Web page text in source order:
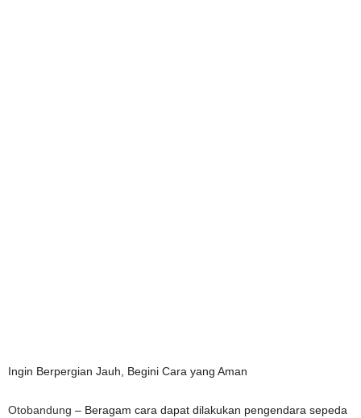
Ingin Berpergian Jauh, Begini Cara yang Aman
Otobandung – Beragam cara dapat dilakukan pengendara sepeda